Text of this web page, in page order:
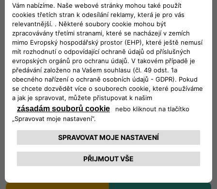
Kompletní nabídka automobilových
služeb
Autorizovaný servis Fiat Vám nabízí kompletní odbornou
prohlídku Vašeho vozu Fiat. Naši technici jsou plně
vyškoleni a znají Váš vůz nazpaměť. Ať už je třeba na Vašem
Fiatu provést jakoukoli práci, od základního ročního servisu
až po karosářské práce, jsou plně vyškoleni a podrobně
znají všechny nejnovější technologie Vašeho Fiatu.
My jsme ho vyrobili, my za něj ručíme.